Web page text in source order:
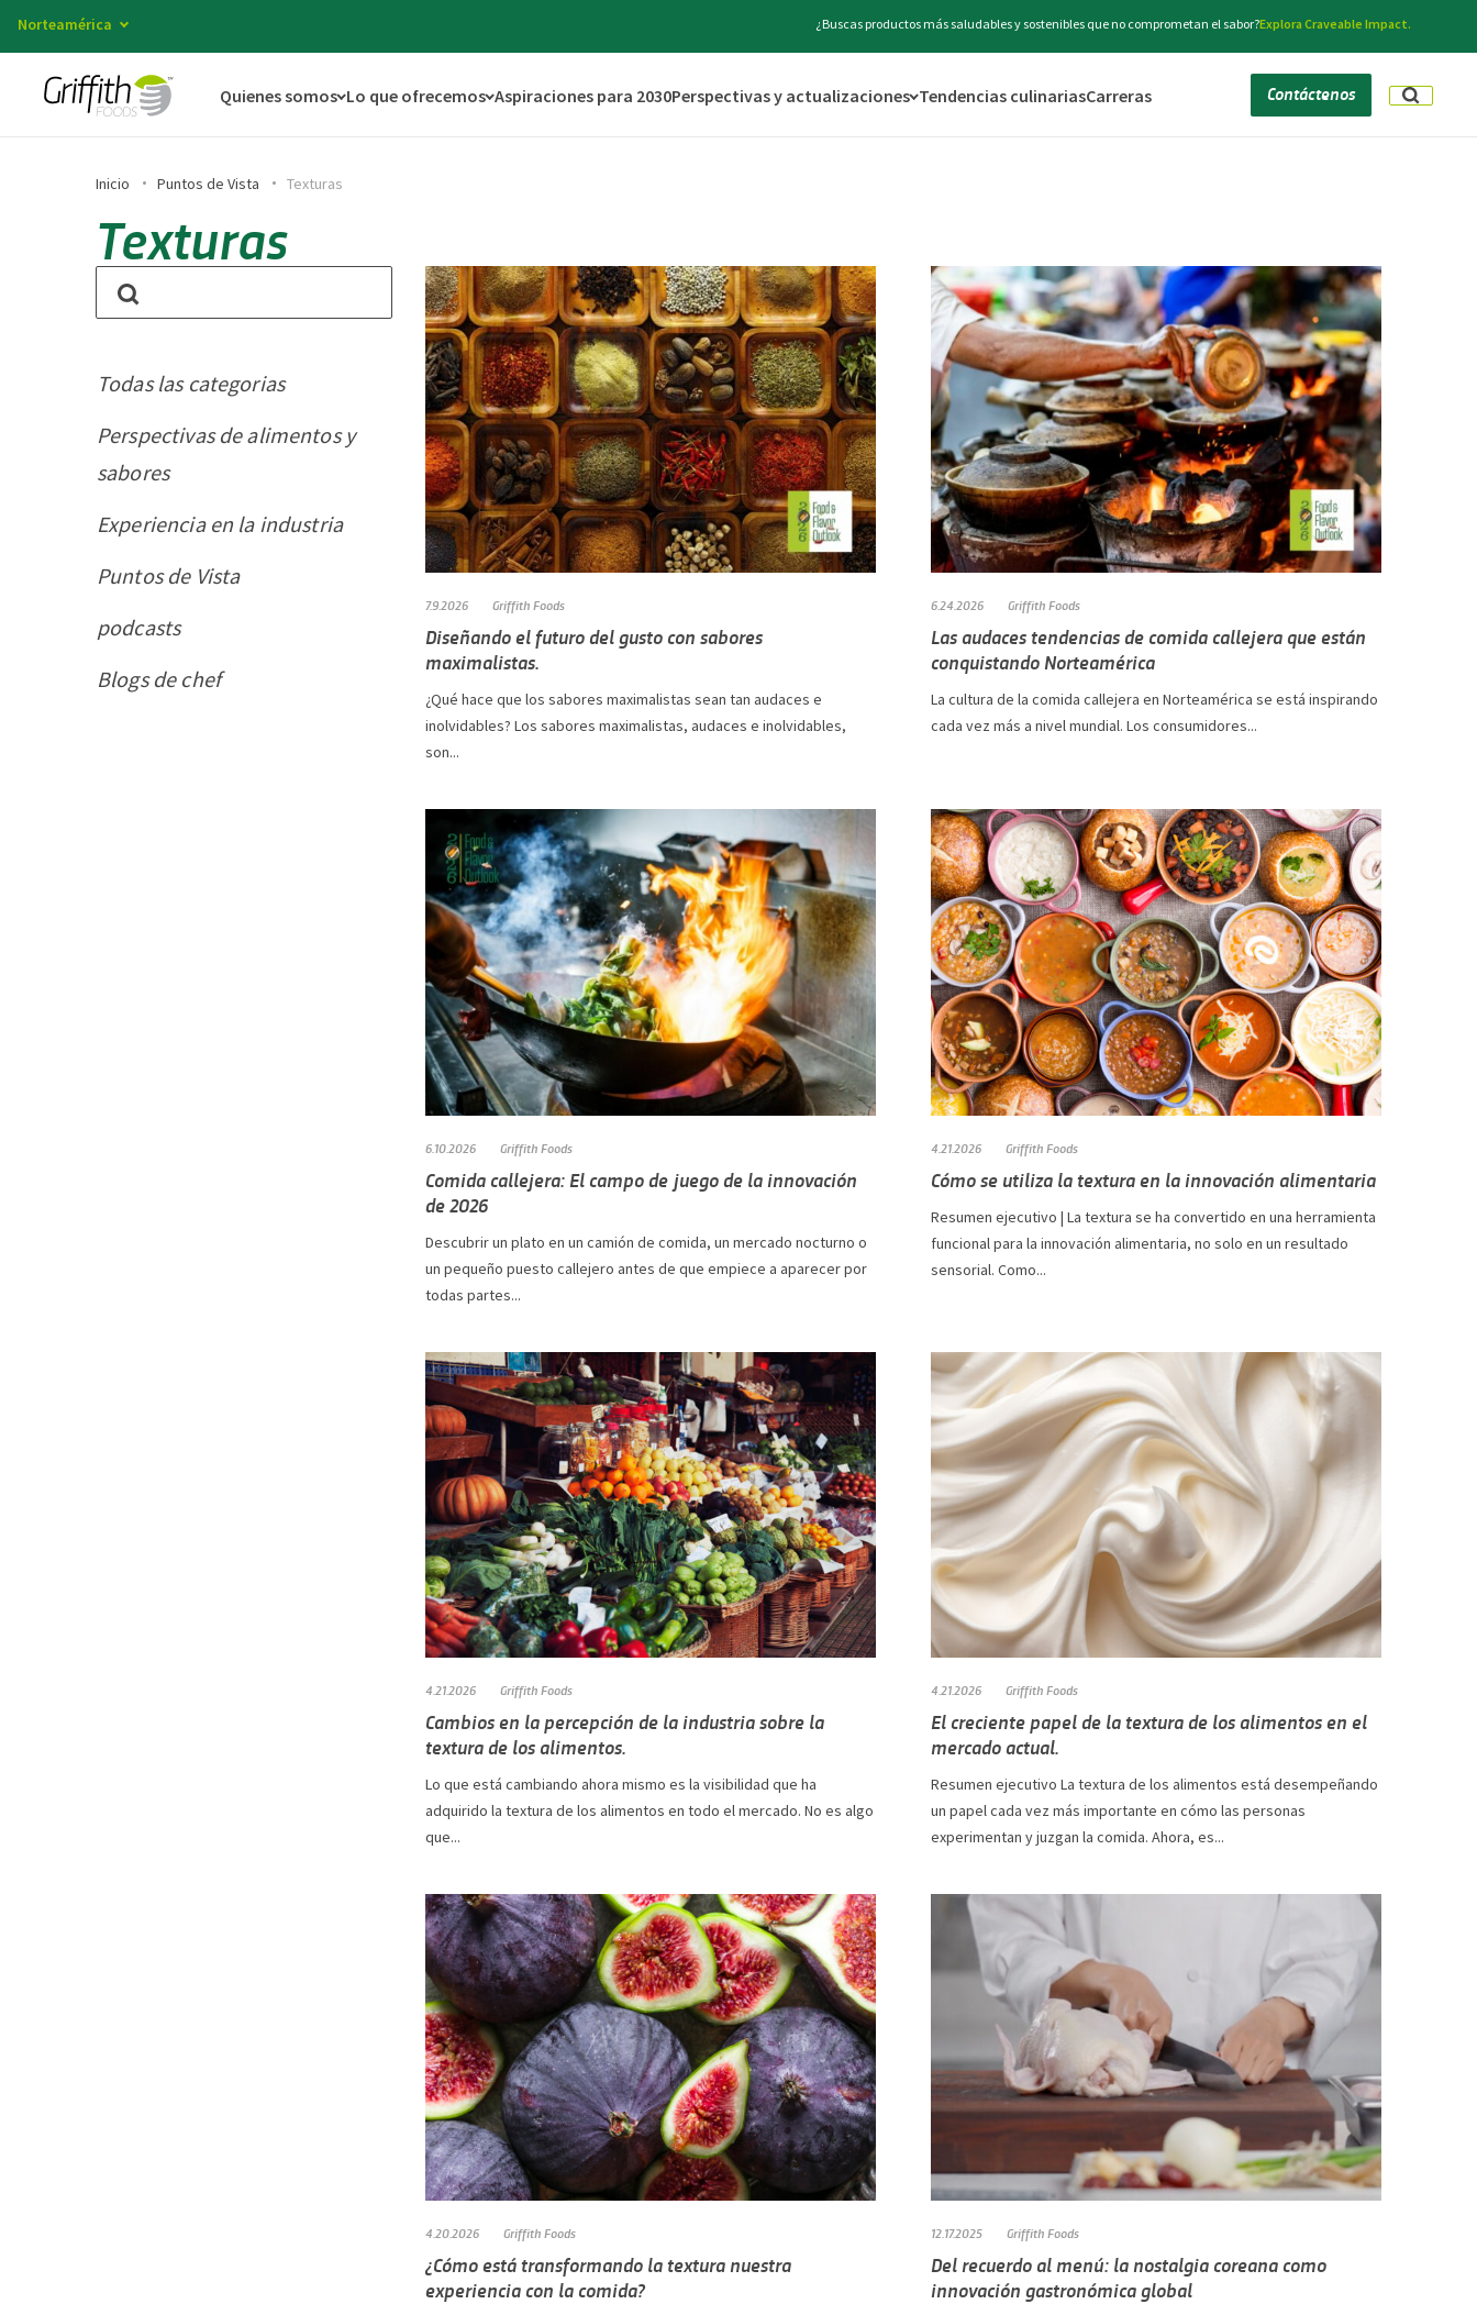
Norteamérica ¿Buscas productos más saludables y sostenibles que no comprometan el sabor?Explora Craveable Impact.
Quienes somos Lo que ofrecemos Aspiraciones para 2030Perspectivas y actualizaciones Tendencias culinariasCarreras Contáctenos
Inicio Puntos de Vista Texturas
Texturas
Todas las categorias
Perspectivas de alimentos y
sabores
Experiencia en la industria
Puntos de Vista
podcasts
Blogs de chef
7.9.2026 Griffith Foods
Diseñando el futuro del gusto con sabores
maximalistas.
¿Qué hace que los sabores maximalistas sean tan audaces e
inolvidables? Los sabores maximalistas, audaces e inolvidables,
son...
6.24.2026 Griffith Foods
Las audaces tendencias de comida callejera que están
conquistando Norteamérica
La cultura de la comida callejera en Norteamérica se está inspirando
cada vez más a nivel mundial. Los consumidores...
6.10.2026 Griffith Foods
Comida callejera: El campo de juego de la innovación
de 2026
Descubrir un plato en un camión de comida, un mercado nocturno o
un pequeño puesto callejero antes de que empiece a aparecer por
todas partes...
4.21.2026 Griffith Foods
Cómo se utiliza la textura en la innovación alimentaria
Resumen ejecutivo | La textura se ha convertido en una herramienta
funcional para la innovación alimentaria, no solo en un resultado
sensorial. Como...
4.21.2026 Griffith Foods
Cambios en la percepción de la industria sobre la
textura de los alimentos.
Lo que está cambiando ahora mismo es la visibilidad que ha
adquirido la textura de los alimentos en todo el mercado. No es algo
que...
4.21.2026 Griffith Foods
El creciente papel de la textura de los alimentos en el
mercado actual.
Resumen ejecutivo La textura de los alimentos está desempeñando
un papel cada vez más importante en cómo las personas
experimentan y juzgan la comida. Ahora, es...
4.20.2026 Griffith Foods
¿Cómo está transformando la textura nuestra
experiencia con la comida?
12.17.2025 Griffith Foods
Del recuerdo al menú: la nostalgia coreana como
innovación gastronómica global